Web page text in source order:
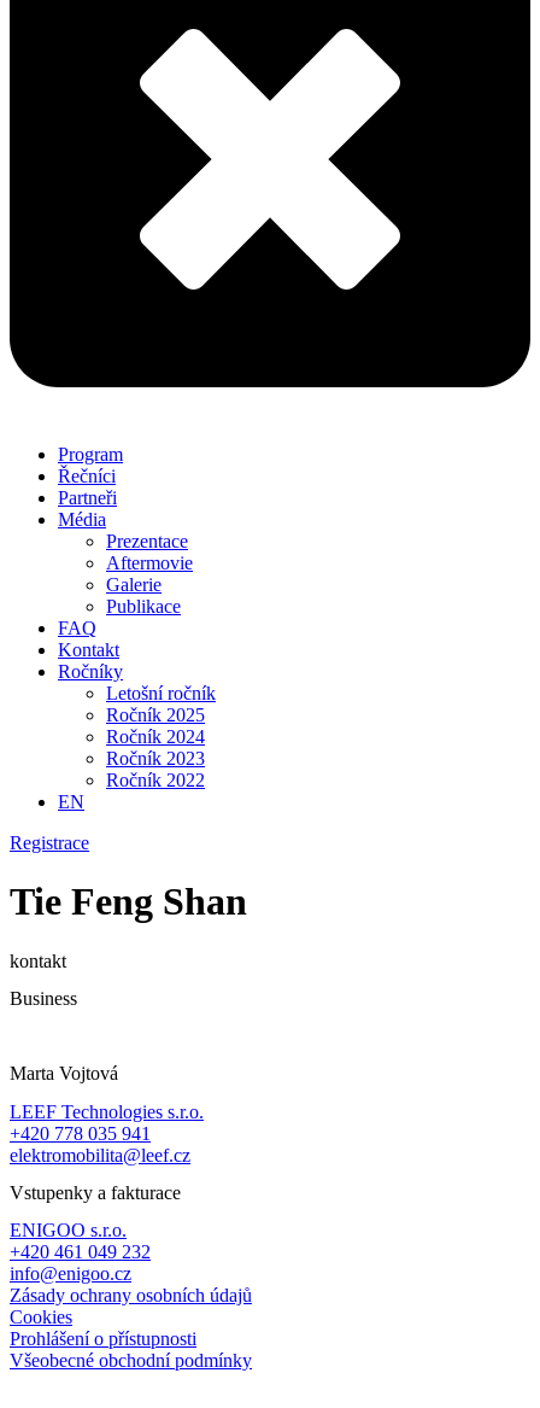
Program
Řečníci
Partneři
Média
Prezentace
Aftermovie
Galerie
Publikace
FAQ
Kontakt
Ročníky
Letošní ročník
Ročník 2025
Ročník 2024
Ročník 2023
Ročník 2022
EN
Registrace
Tie Feng Shan
kontakt
Business
Marta Vojtová
LEEF Technologies s.r.o.
+420 778 035 941
elektromobilita@leef.cz
Vstupenky a fakturace
ENIGOO s.r.o.
+420 461 049 232
info@enigoo.cz
Zásady ochrany osobních údajů
Cookies
Prohlášení o přístupnosti
Všeobecné obchodní podmínky